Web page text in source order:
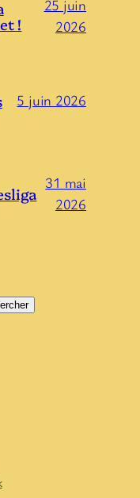
!
25 juin
2026
5 juin 2026
31 mai
2026